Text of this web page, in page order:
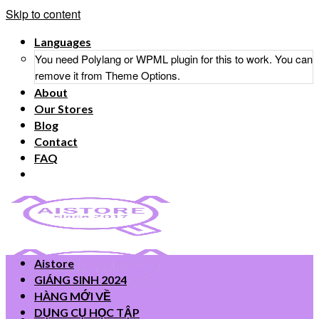
Skip to content
Languages
You need Polylang or WPML plugin for this to work. You can
remove it from Theme Options.
About
Our Stores
Blog
Contact
FAQ
Aistore
GIÁNG SINH 2024
HÀNG MỚI VỀ
DỤNG CỤ HỌC TẬP